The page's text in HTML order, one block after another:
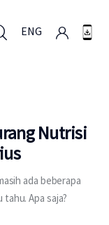
ENG
Nutrisi
ada beberapa
Apa saja?